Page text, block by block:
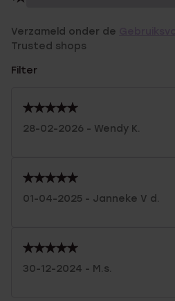
Verzameld onder de
Trusted shops
Filter
28-02-2026 - Wendy K.
01-04-2025 - Janneke V d.
30-12-2024 - M.s.